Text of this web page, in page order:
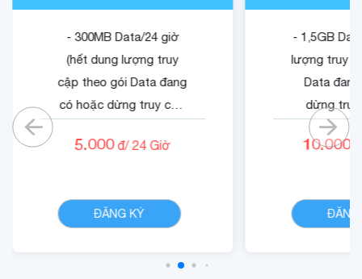
- 300MB Data/24 giờ
(hết dung lượng truy
cập theo gói Data đang
có hoặc dừng truy cập
- Cộng 500 RUBY.
5.000đ/ 24 Giờ
ĐĂNG KÝ
- 1,5GB
lượng truy
Data
dừng truy
không
- Quyền lợi
10.000
ĐĂNG